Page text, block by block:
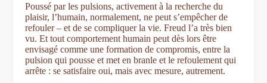
Poussé par les pulsions, activement à la recherche du
plaisir, l’humain, normalement, ne peut s’empêcher de
refouler ‒ et de se compliquer la vie. Freud l’a très bien
vu. Et tout comportement humain peut dès lors être
envisagé comme une formation de compromis, entre la
pulsion qui pousse et met en branle et le refoulement qui
arrête : se satisfaire oui, mais avec mesure, autrement.